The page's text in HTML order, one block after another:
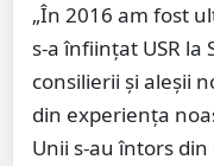
„În 2016 am fost
s-a înființat USR
consilierii și aleșii
din experiența
Unii s-au întors